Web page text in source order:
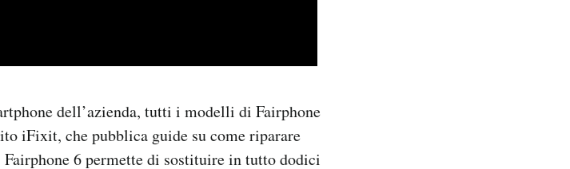
dell’azienda, tutti i modelli di Fairphone
iFixit, che pubblica guide su come riparare
6 permette di sostituire in tutto dodici